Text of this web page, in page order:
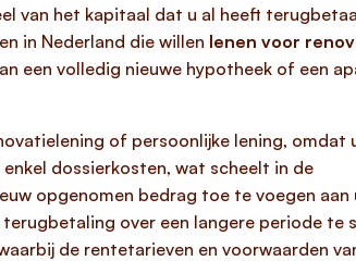
van het kapitaal dat u al heeft
in Nederland die willen lenen voor
een volledig nieuwe hypotheek of een
of persoonlijke lening, omdat
dossierkosten, wat scheelt in de
opgenomen bedrag toe te voegen aan
over een langere periode te
de rentetarieven en voorwaarden